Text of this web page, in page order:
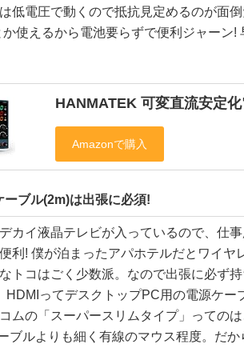
低電圧で動くので抵抗見定めるのが面
使えるから電池要らずで便利ジャーン!
HANMATEK 可変直流安定
ーブル(2m)は出張に必須!
カイ液晶テレビが入っているので、仕
利! 僕が泊まったアパホテルだとワイヤ
トコはごく少数派。なので出張に必ず
HDMIってデスクトップPC用の電源ケー
ムの「スーパースリムタイプ」っての
ブルよりも細く有線のマウス程度。だ